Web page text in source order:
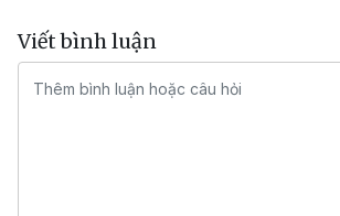
Viết bình luận